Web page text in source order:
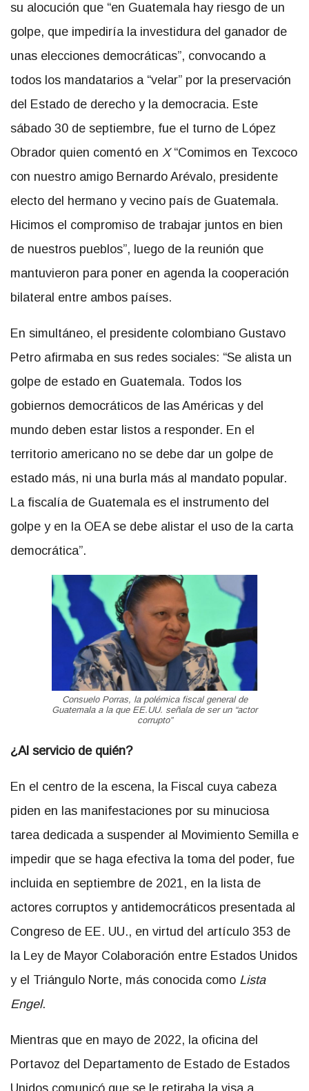
su alocución que “en Guatemala hay riesgo de un
golpe, que impediría la investidura del ganador de
unas elecciones democráticas”, convocando a
todos los mandatarios a “velar” por la preservación
del Estado de derecho y la democracia. Este
sábado 30 de septiembre, fue el turno de López
Obrador quien comentó en X“Comimos en Texcoco
con nuestro amigo Bernardo Arévalo, presidente
electo del hermano y vecino país de Guatemala.
Hicimos el compromiso de trabajar juntos en bien
de nuestros pueblos”, luego de la reunión que
mantuvieron para poner en agenda la cooperación
bilateral entre ambos países.
En simultáneo, el presidente colombiano Gustavo
Petro afirmaba en sus redes sociales: “Se alista un
golpe de estado en Guatemala. Todos los
gobiernos democráticos de las Américas y del
mundo deben estar listos a responder. En el
territorio americano no se debe dar un golpe de
estado más, ni una burla más al mandato popular.
La fiscalía de Guatemala es el instrumento del
golpe y en la OEA se debe alistar el uso de la carta
democrática”.
Consuelo Porras, la polémica fiscal general de
Guatemala a la que EE.UU. señala de ser un “actor
corrupto”
¿Al servicio de quién?
En el centro de la escena, la Fiscal cuya cabeza
piden en las manifestaciones por su minuciosa
tarea dedicada a suspender al Movimiento Semilla e
impedir que se haga efectiva la toma del poder, fue
incluida en septiembre de 2021, en la lista de
actores corruptos y antidemocráticos presentada al
Congreso de EE. UU., en virtud del artículo 353 de
la Ley de Mayor Colaboración entre Estados Unidos
y el Triángulo Norte, más conocida como Lista
Engel.
Mientras que en mayo de 2022, la oficina del
Portavoz del Departamento de Estado de Estados